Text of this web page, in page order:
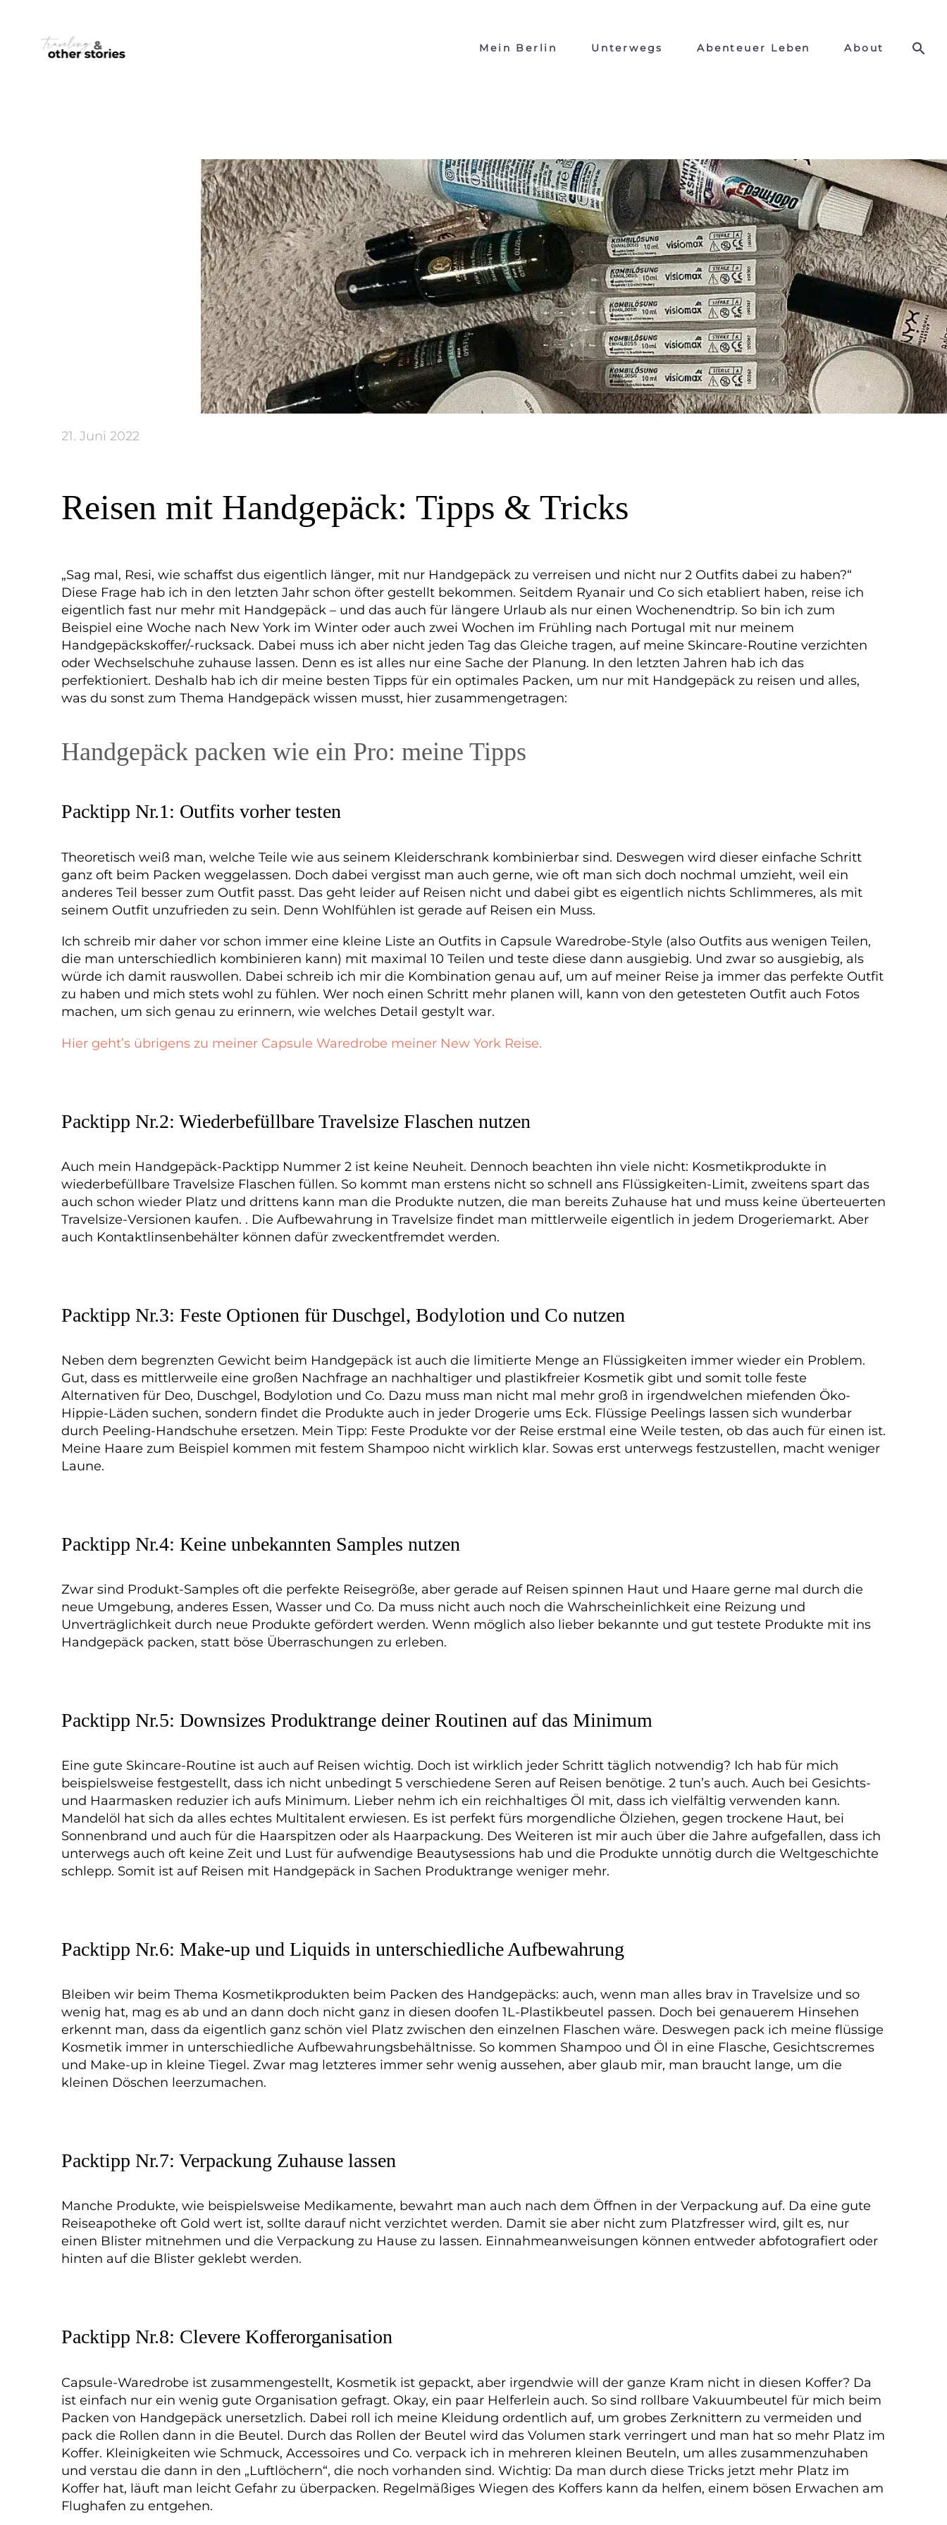
Mein Berlin Unterwegs Abenteuer Leben About
21. Juni 2022
Reisen mit Handgepäck: Tipps & Tricks
„Sag mal, Resi, wie schaffst dus eigentlich länger, mit nur Handgepäck zu verreisen und nicht nur 2 Outfits dabei zu haben?“
Diese Frage hab ich in den letzten Jahr schon öfter gestellt bekommen. Seitdem Ryanair und Co sich etabliert haben, reise ich
eigentlich fast nur mehr mit Handgepäck – und das auch für längere Urlaub als nur einen Wochenendtrip. So bin ich zum
Beispiel eine Woche nach New York im Winter oder auch zwei Wochen im Frühling nach Portugal mit nur meinem
Handgepäckskoffer/-rucksack. Dabei muss ich aber nicht jeden Tag das Gleiche tragen, auf meine Skincare-Routine verzichten
oder Wechselschuhe zuhause lassen. Denn es ist alles nur eine Sache der Planung. In den letzten Jahren hab ich das
perfektioniert. Deshalb hab ich dir meine besten Tipps für ein optimales Packen, um nur mit Handgepäck zu reisen und alles,
was du sonst zum Thema Handgepäck wissen musst, hier zusammengetragen:
Handgepäck packen wie ein Pro: meine Tipps
Packtipp Nr.1: Outfits vorher testen
Theoretisch weiß man, welche Teile wie aus seinem Kleiderschrank kombinierbar sind. Deswegen wird dieser einfache Schritt
ganz oft beim Packen weggelassen. Doch dabei vergisst man auch gerne, wie oft man sich doch nochmal umzieht, weil ein
anderes Teil besser zum Outfit passt. Das geht leider auf Reisen nicht und dabei gibt es eigentlich nichts Schlimmeres, als mit
seinem Outfit unzufrieden zu sein. Denn Wohlfühlen ist gerade auf Reisen ein Muss.
Ich schreib mir daher vor schon immer eine kleine Liste an Outfits in Capsule Waredrobe-Style (also Outfits aus wenigen Teilen,
die man unterschiedlich kombinieren kann) mit maximal 10 Teilen und teste diese dann ausgiebig. Und zwar so ausgiebig, als
würde ich damit rauswollen. Dabei schreib ich mir die Kombination genau auf, um auf meiner Reise ja immer das perfekte Outfit
zu haben und mich stets wohl zu fühlen. Wer noch einen Schritt mehr planen will, kann von den getesteten Outfit auch Fotos
machen, um sich genau zu erinnern, wie welches Detail gestylt war.
Hier geht’s übrigens zu meiner Capsule Waredrobe meiner New York Reise.
Packtipp Nr.2: Wiederbefüllbare Travelsize Flaschen nutzen
Auch mein Handgepäck-Packtipp Nummer 2 ist keine Neuheit. Dennoch beachten ihn viele nicht: Kosmetikprodukte in
wiederbefüllbare Travelsize Flaschen füllen. So kommt man erstens nicht so schnell ans Flüssigkeiten-Limit, zweitens spart das
auch schon wieder Platz und drittens kann man die Produkte nutzen, die man bereits Zuhause hat und muss keine überteuerten
Travelsize-Versionen kaufen. . Die Aufbewahrung in Travelsize findet man mittlerweile eigentlich in jedem Drogeriemarkt. Aber
auch Kontaktlinsenbehälter können dafür zweckentfremdet werden.
Packtipp Nr.3: Feste Optionen für Duschgel, Bodylotion und Co nutzen
Neben dem begrenzten Gewicht beim Handgepäck ist auch die limitierte Menge an Flüssigkeiten immer wieder ein Problem.
Gut, dass es mittlerweile eine großen Nachfrage an nachhaltiger und plastikfreier Kosmetik gibt und somit tolle feste
Alternativen für Deo, Duschgel, Bodylotion und Co. Dazu muss man nicht mal mehr groß in irgendwelchen miefenden Öko-
Hippie-Läden suchen, sondern findet die Produkte auch in jeder Drogerie ums Eck. Flüssige Peelings lassen sich wunderbar
durch Peeling-Handschuhe ersetzen. Mein Tipp: Feste Produkte vor der Reise erstmal eine Weile testen, ob das auch für einen ist.
Meine Haare zum Beispiel kommen mit festem Shampoo nicht wirklich klar. Sowas erst unterwegs festzustellen, macht weniger
Laune.
Packtipp Nr.4: Keine unbekannten Samples nutzen
Zwar sind Produkt-Samples oft die perfekte Reisegröße, aber gerade auf Reisen spinnen Haut und Haare gerne mal durch die
neue Umgebung, anderes Essen, Wasser und Co. Da muss nicht auch noch die Wahrscheinlichkeit eine Reizung und
Unverträglichkeit durch neue Produkte gefördert werden. Wenn möglich also lieber bekannte und gut testete Produkte mit ins
Handgepäck packen, statt böse Überraschungen zu erleben.
Packtipp Nr.5: Downsizes Produktrange deiner Routinen auf das Minimum
Eine gute Skincare-Routine ist auch auf Reisen wichtig. Doch ist wirklich jeder Schritt täglich notwendig? Ich hab für mich
beispielsweise festgestellt, dass ich nicht unbedingt 5 verschiedene Seren auf Reisen benötige. 2 tun’s auch. Auch bei Gesichts-
und Haarmasken reduzier ich aufs Minimum. Lieber nehm ich ein reichhaltiges Öl mit, dass ich vielfältig verwenden kann.
Mandelöl hat sich da alles echtes Multitalent erwiesen. Es ist perfekt fürs morgendliche Ölziehen, gegen trockene Haut, bei
Sonnenbrand und auch für die Haarspitzen oder als Haarpackung. Des Weiteren ist mir auch über die Jahre aufgefallen, dass ich
unterwegs auch oft keine Zeit und Lust für aufwendige Beautysessions hab und die Produkte unnötig durch die Weltgeschichte
schlepp. Somit ist auf Reisen mit Handgepäck in Sachen Produktrange weniger mehr.
Packtipp Nr.6: Make-up und Liquids in unterschiedliche Aufbewahrung
Bleiben wir beim Thema Kosmetikprodukten beim Packen des Handgepäcks: auch, wenn man alles brav in Travelsize und so
wenig hat, mag es ab und an dann doch nicht ganz in diesen doofen 1L-Plastikbeutel passen. Doch bei genauerem Hinsehen
erkennt man, dass da eigentlich ganz schön viel Platz zwischen den einzelnen Flaschen wäre. Deswegen pack ich meine flüssige
Kosmetik immer in unterschiedliche Aufbewahrungsbehältnisse. So kommen Shampoo und Öl in eine Flasche, Gesichtscremes
und Make-up in kleine Tiegel. Zwar mag letzteres immer sehr wenig aussehen, aber glaub mir, man braucht lange, um die
kleinen Döschen leerzumachen.
Packtipp Nr.7: Verpackung Zuhause lassen
Manche Produkte, wie beispielsweise Medikamente, bewahrt man auch nach dem Öffnen in der Verpackung auf. Da eine gute
Reiseapotheke oft Gold wert ist, sollte darauf nicht verzichtet werden. Damit sie aber nicht zum Platzfresser wird, gilt es, nur
einen Blister mitnehmen und die Verpackung zu Hause zu lassen. Einnahmeanweisungen können entweder abfotografiert oder
hinten auf die Blister geklebt werden.
Packtipp Nr.8: Clevere Kofferorganisation
Capsule-Waredrobe ist zusammengestellt, Kosmetik ist gepackt, aber irgendwie will der ganze Kram nicht in diesen Koffer? Da
ist einfach nur ein wenig gute Organisation gefragt. Okay, ein paar Helferlein auch. So sind rollbare Vakuumbeutel für mich beim
Packen von Handgepäck unersetzlich. Dabei roll ich meine Kleidung ordentlich auf, um grobes Zerknittern zu vermeiden und
pack die Rollen dann in die Beutel. Durch das Rollen der Beutel wird das Volumen stark verringert und man hat so mehr Platz im
Koffer. Kleinigkeiten wie Schmuck, Accessoires und Co. verpack ich in mehreren kleinen Beuteln, um alles zusammenzuhaben
und verstau die dann in den „Luftlöchern“, die noch vorhanden sind. Wichtig: Da man durch diese Tricks jetzt mehr Platz im
Koffer hat, läuft man leicht Gefahr zu überpacken. Regelmäßiges Wiegen des Koffers kann da helfen, einem bösen Erwachen am
Flughafen zu entgehen.